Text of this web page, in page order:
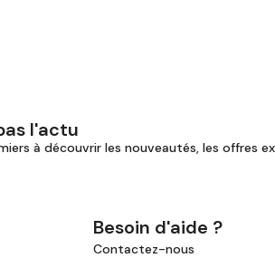
l'actu
à découvrir les nouveautés, les offres
Besoin d'aide ?
Contactez-nous